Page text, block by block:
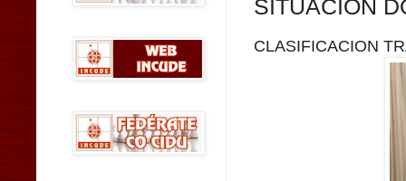
SITUACION
CLASIFICACION